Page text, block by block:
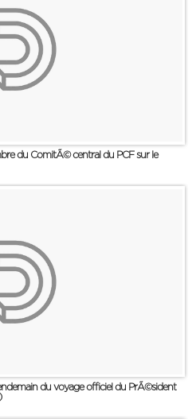
du ComitÃ© central du PCF sur le
du voyage officiel du PrÃ©sident